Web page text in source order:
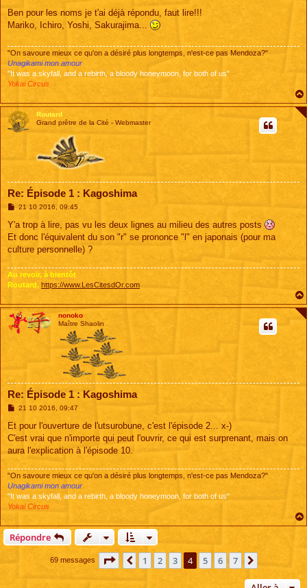
s
a
Ben pour les noms je t'ai déjà répondu, faut lire!!!
Mariko, Ichiro, Yoshi, Sakurajima...
"On savoure mieux ce qu'on a désiré plus longtemps, n'est-ce pas Mendoza?"
Unagikami mon amour
"It was a skyfall, and a rebirth, a bloody honeymoon, for both of us"
Yokai Circus
Routard
Grand prêtre de la Cité - Webmaster
Re: Épisode 1 : Kagoshima
M
s
a
g
21 10 2016, 09:45
Y'a trop à lire, pas vu les deux lignes au milieu des autres posts
Et donc l'équivalent du son "r" se prononce "l" en japonais (pour ma
culture personnelle) ?
Au revoir, à bientôt
Routard, https://www.LesCitesdOr.com
nonoko
Maître Shaolin
Re: Épisode 1 : Kagoshima
M
s
a
g
21 10 2016, 09:47
Et pour l'ouverture de l'utsurobune, c'est l'épisode 2... x-)
C'est vrai que n'importe qui peut l'ouvrir, ce qui est surprenant, mais on
aura l'explication à l'épisode 10.
"On savoure mieux ce qu'on a désiré plus longtemps, n'est-ce pas Mendoza?"
Unagikami mon amour
"It was a skyfall, and a rebirth, a bloody honeymoon, for both of us"
Yokai Circus
Répondre
69 messages Page sur7
Précédente
1 2 3 4 5 6 7